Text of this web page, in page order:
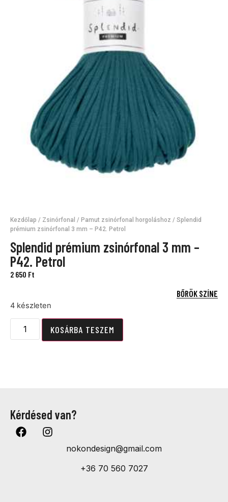
Kezdőlap / Zsinórfonal / Pamut zsinórfonal horgoláshoz / Splendid
prémium zsinórfonal 3 mm – P42. Petrol
Splendid prémium zsinórfonal 3 mm –
P42. Petrol
2 650 Ft
BŐRÖK SZÍNE
4 készleten
KOSÁRBA TESZEM
Kérdésed van?
nokondesign@gmail.com
+36 70 560 7027